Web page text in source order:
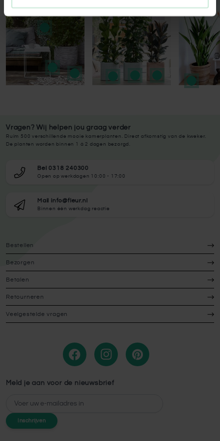
Vragen? Wij helpen jou graag verder
Ruim 500 verschillende mooie kamerplanten. Direct afkomstig van de kweker.
De planten worden binnen 1 à 2 dagen bezorgd.
Bel 0318 240300
Open op werkdagen 10:00 - 17:00
Mail info@fleur.nl
Binnen één werkdag reactie
Bestellen
Bezorgen
Betalen
Retourneren
Veelgestelde vragen
Meld je aan voor de nieuwsbrief
E-mailadres
Inschrijven